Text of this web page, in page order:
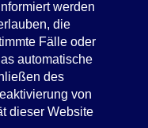
werden
die
Fälle oder
automatische
des
von
dieser Website